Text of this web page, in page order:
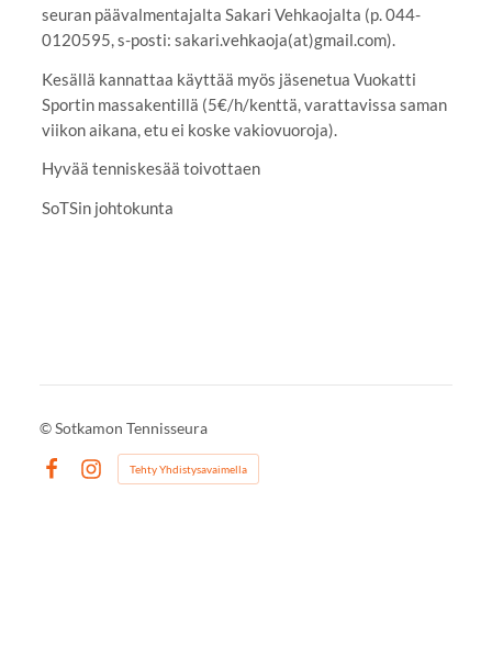
seuran päävalmentajalta Sakari Vehkaojalta (p. 044-
0120595, s-posti: sakari.vehkaoja(at)gmail.com).
Kesällä kannattaa käyttää myös jäsenetua Vuokatti
Sportin massakentillä (5€/h/kenttä, varattavissa saman
viikon aikana, etu ei koske vakiovuoroja).
Hyvää tenniskesää toivottaen
SoTSin johtokunta
©Sotkamon Tennisseura
Instagram
Tehty Yhdistysavaimella